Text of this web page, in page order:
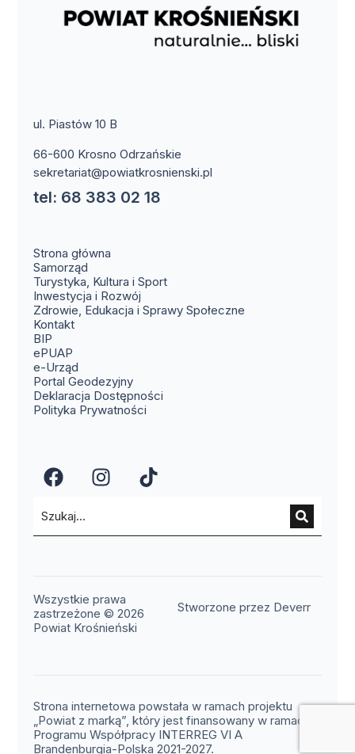
ul. Piastów 10 B
66-600 Krosno Odrzańskie
sekretariat@powiatkrosnienski.pl
tel: 68 383 02 18
Strona główna
Samorząd
Turystyka, Kultura i Sport
Inwestycja i Rozwój
Zdrowie, Edukacja i Sprawy Społeczne
Kontakt(otwiera się w nowym oknie)
BIP
ePUAP
e-Urząd
Portal Geodezyjny(otwiera się w nowym oknie)
Deklaracja Dostępności
Polityka Prywatności
(otwiera się w nowym oknie)
(otwiera się w nowym
(otwiera się w
Wszystkie prawa
zastrzeżone © 2026
Powiat Krośnieński
Stworzone przez Deverr
Strona internetowa powstała w ramach projektu
„Powiat z marką”, który jest finansowany w ramach
Programu Współpracy INTERREG VI A
Brandenburgia-Polska 2021-2027.